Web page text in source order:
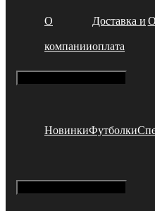
О
компании
Доставка и
оплата
НовинкиФутболки